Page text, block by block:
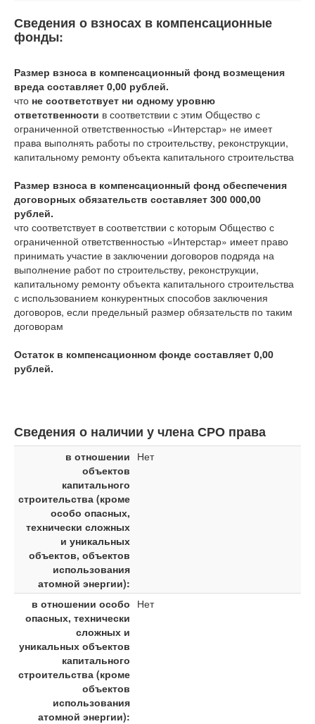
Сведения о взносах в компенсационные
фонды:
Размер взноса в компенсационный фонд возмещения
вреда составляет 0,00 рублей.
что не соответствует ни одному уровню
ответственности в соответствии с этим Общество с
ограниченной ответственностью «Интерстар» не имеет
права выполнять работы по строительству, реконструкции,
капитальному ремонту объекта капитального строительства
Размер взноса в компенсационный фонд обеспечения
договорных обязательств составляет 300 000,00
рублей.
что соответствует в соответствии с которым Общество с
ограниченной ответственностью «Интерстар» имеет право
принимать участие в заключении договоров подряда на
выполнение работ по строительству, реконструкции,
капитальному ремонту объекта капитального строительства
с использованием конкурентных способов заключения
договоров, если предельный размер обязательств по таким
договорам
Остаток в компенсационном фонде составляет 0,00
рублей.
Сведения о наличии у члена СРО права
в отношении
объектов
капитального
строительства (кроме
особо опасных,
технически сложных
и уникальных
объектов, объектов
использования
атомной энергии):
Нет
в отношении особо
опасных, технически
сложных и
уникальных объектов
капитального
строительства (кроме
объектов
использования
атомной энергии):
Нет